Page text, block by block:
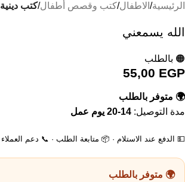
الرئيسية الاطفال كتب وقصص أطفال كتب دينية
الله يسمعني
🟠 بالطلب
55,00 EGP
🌍 متوفر بالطلب
مدة التوصيل: 14-20 يوم عمل
💵 الدفع عند الاستلام · 📦 متابعة الطلب · 📞 دعم العملاء
🌍 متوفر بالطلب